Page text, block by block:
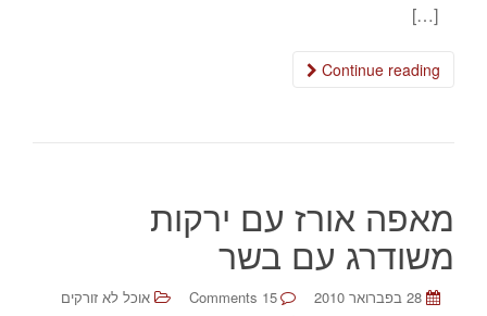
[…]
Continue reading
מאפה אורז עם ירקות
משודרג עם בשר
28 בפברואר 2010 15 Comments
אוכל לא זורקים